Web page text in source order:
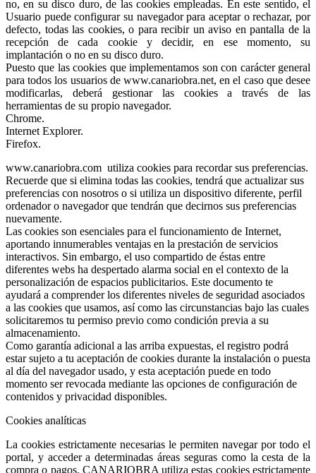
no, en su disco duro, de las cookies empleadas. En este sentido, el
Usuario puede configurar su navegador para aceptar o rechazar, por
defecto, todas las cookies, o para recibir un aviso en pantalla de la
recepción de cada cookie y decidir, en ese momento, su
implantación o no en su disco duro.
Puesto que las cookies que implementamos son con carácter general
para todos los usuarios de www.canariobra.net, en el caso que desee
modificarlas, deberá gestionar las cookies a través de las
herramientas de su propio navegador.
Chrome.
Internet Explorer.
Firefox.
www.canariobra.com utiliza cookies para recordar sus preferencias.
Recuerde que si elimina todas las cookies, tendrá que actualizar sus
preferencias con nosotros o si utiliza un dispositivo diferente, perfil
ordenador o navegador que tendrán que decirnos sus preferencias
nuevamente.
Las cookies son esenciales para el funcionamiento de Internet,
aportando innumerables ventajas en la prestación de servicios
interactivos. Sin embargo, el uso compartido de éstas entre
diferentes webs ha despertado alarma social en el contexto de la
personalización de espacios publicitarios. Este documento te
ayudará a comprender los diferentes niveles de seguridad asociados
a las cookies que usamos, así como las circunstancias bajo las cuales
solicitaremos tu permiso previo como condición previa a su
almacenamiento.
Como garantía adicional a las arriba expuestas, el registro podrá
estar sujeto a tu aceptación de cookies durante la instalación o puesta
al día del navegador usado, y esta aceptación puede en todo
momento ser revocada mediante las opciones de configuración de
contenidos y privacidad disponibles.
Cookies analíticas
La cookies estrictamente necesarias le permiten navegar por todo el
portal, y acceder a determinadas áreas seguras como la cesta de la
compra o pagos. CANARIOBRA utiliza estas cookies estrictamente